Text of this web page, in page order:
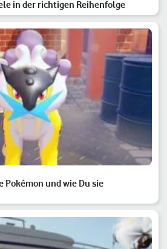
in der richtigen Reihenfolge
Pokémon und wie Du sie